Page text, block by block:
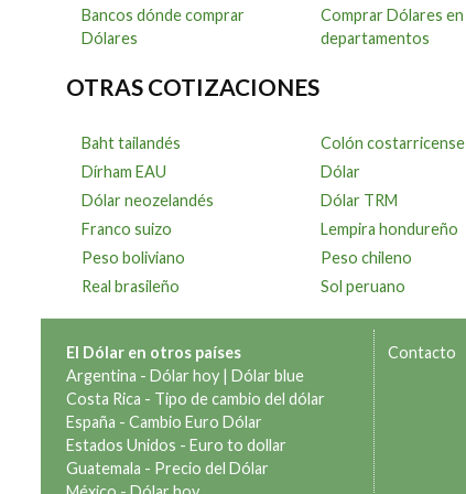
Bancos dónde comprar
Dólares
Comprar Dólares en
departamentos
OTRAS COTIZACIONES
Baht tailandés Colón costarricense
Dírham EAU
Dólar
Dólar neozelandés
Dólar TRM
Franco suizo
Lempira hondureño
Peso boliviano
Peso chileno
Real brasileño
Sol peruano
El Dólar en otros países
Argentina - Dólar hoy| Dólar blue
Costa Rica - Tipo de cambio del dólar
España - Cambio Euro Dólar
Estados Unidos - Euro to dollar
Guatemala - Precio del Dólar
Contacto